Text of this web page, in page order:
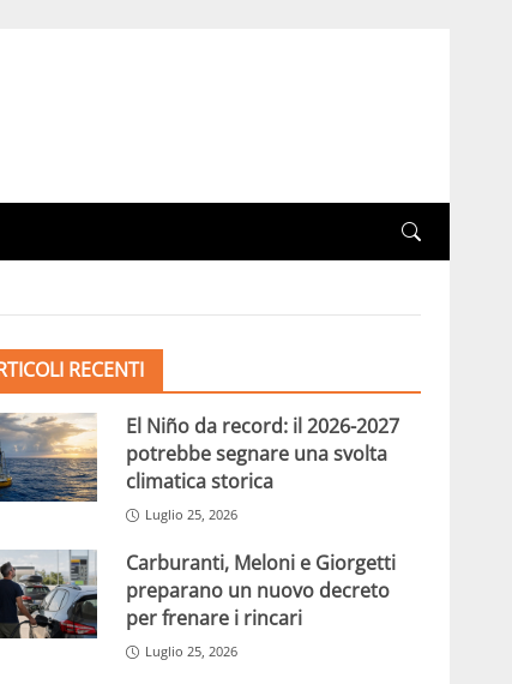
RECENTI
El Niño da record: il 2026-2027
potrebbe segnare una svolta
climatica storica
Luglio 25, 2026
Carburanti, Meloni e Giorgetti
preparano un nuovo decreto
per frenare i rincari
Luglio 25, 2026